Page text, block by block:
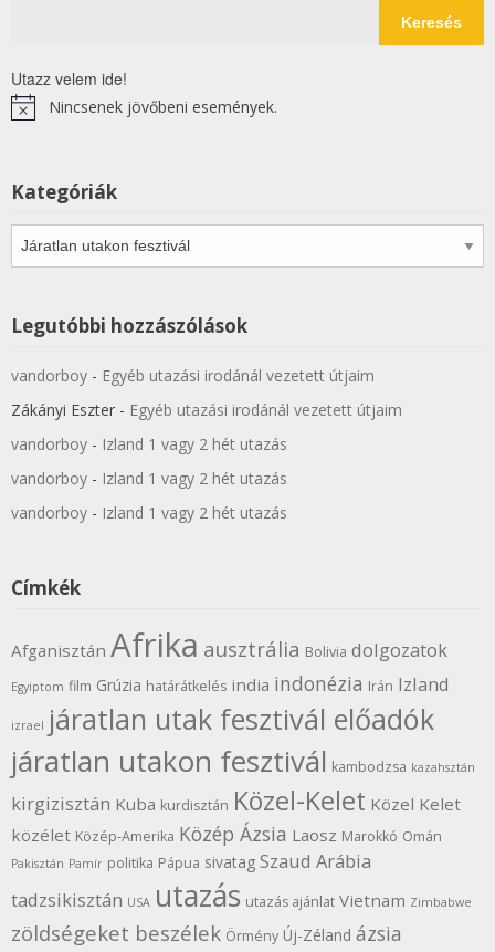
Keresés
Utazz velem ide!
NoticeNincsenek jövőbeni események.
Kategóriák
Legutóbbi hozzászólások
vandorboy - Egyéb utazási irodánál vezetett útjaim
Zákányi Eszter - Egyéb utazási irodánál vezetett útjaim
vandorboy - Izland 1 vagy 2 hét utazás
vandorboy - Izland 1 vagy 2 hét utazás
vandorboy - Izland 1 vagy 2 hét utazás
Címkék
Afganisztán Afrika ausztrália Bolivia dolgozatok
Egyiptom film Grúzia határátkelés india indonézia Irán Izland
izrael járatlan utak fesztivál előadók
járatlan utakon fesztivál kambodzsa kazahsztán
kirgizisztán Kuba kurdisztán Közel-Kelet Közel Kelet
közélet Közép-Amerika Közép Ázsia Laosz Marokkó Omán
Pakisztán Pamír politika Pápua sivatag Szaud Arábia
tadzsikisztán USA utazás utazás ajánlat Vietnam Zimbabwe
zöldségeket beszélek Örmény Új-Zéland ázsia